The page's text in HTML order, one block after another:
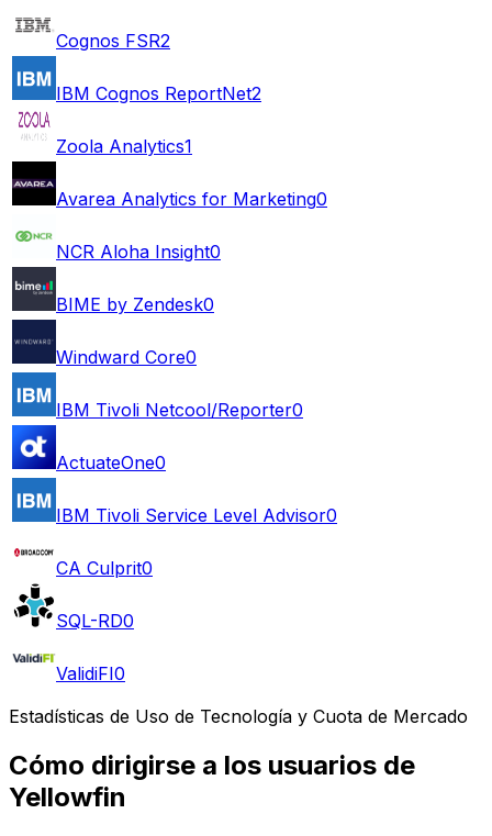
Cognos FSR2
IBM Cognos ReportNet2
Zoola Analytics1
Avarea Analytics for Marketing0
NCR Aloha Insight0
BIME by Zendesk0
Windward Core0
IBM Tivoli Netcool/Reporter0
ActuateOne0
IBM Tivoli Service Level Advisor0
CA Culprit0
SQL-RD0
ValidiFI0
Estadísticas de Uso de Tecnología y Cuota de Mercado
Cómo dirigirse a los usuarios de
Yellowfin